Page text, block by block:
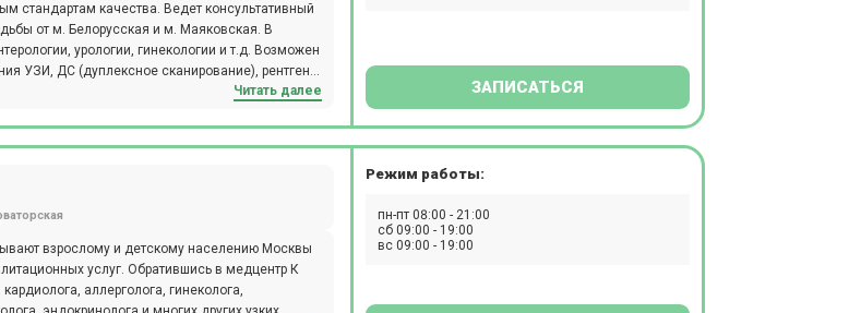
стандартам качества. Ведет консультативный
от м. Белорусская и м. Маяковская. В
урологии, гинекологии и т.д. Возможен
УЗИ, ДС (дуплексное сканирование), рентгена,
кардиотокографии (КТГ), реовазографии
Читать далее ЗАПИСАТЬСЯ
взрослому и детскому населению Москвы
услуг. Обратившись в медцентр К
аллерголога, гинеколога,
Режим работы:
пн-пт 08:00 - 21:00
сб 09:00 - 19:00
вс 09:00 - 19:00